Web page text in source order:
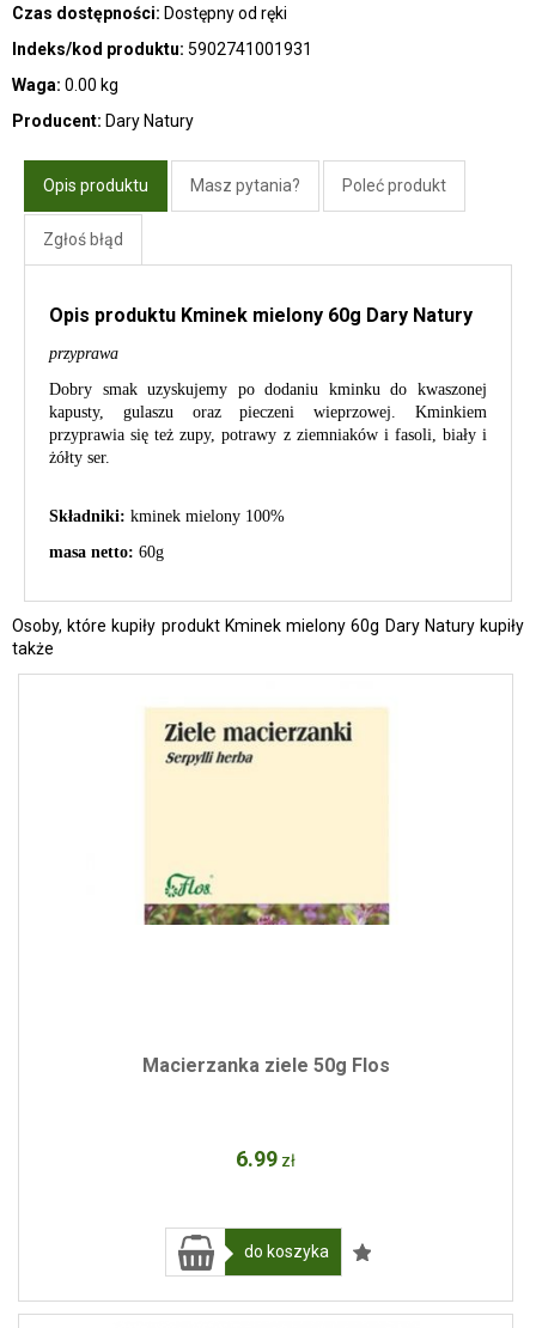
Czas dostępności: Dostępny od ręki
Indeks/kod produktu: 5902741001931
Waga: 0.00 kg
Producent: Dary Natury
Opis produktu Masz pytania? Poleć produkt
Zgłoś błąd
Opis produktu Kminek mielony 60g Dary Natury
przyprawa
Dobry smak uzyskujemy po dodaniu kminku do kwaszonej
kapusty, gulaszu oraz pieczeni wieprzowej. Kminkiem
przyprawia się też zupy, potrawy z ziemniaków i fasoli, biały i
żółty ser.
Składniki: kminek mielony 100%
masa netto: 60g
Osoby, które kupiły produkt Kminek mielony 60g Dary Natury kupiły
także
Macierzanka ziele 50g Flos
6.99 zł
do koszyka